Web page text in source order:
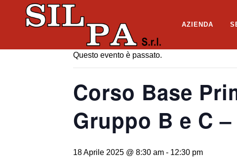
AZIENDA
« Tutti gli Eventi
Questo evento è passato.
Corso Base
Gruppo B e C
18 Aprile 2025 @ 8:30 am - 12:30 pm